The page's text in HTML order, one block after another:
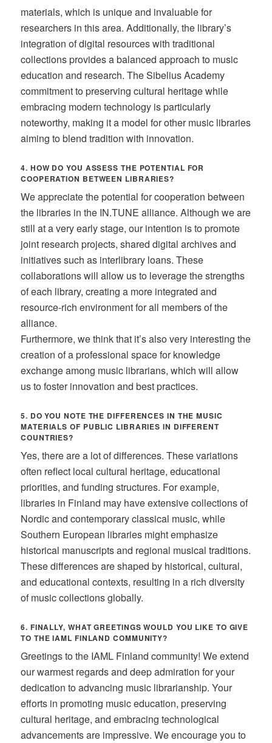
materials, which is unique and invaluable for
researchers in this area. Additionally, the library’s
integration of digital resources with traditional
collections provides a balanced approach to music
education and research. The Sibelius Academy
commitment to preserving cultural heritage while
embracing modern technology is particularly
noteworthy, making it a model for other music libraries
aiming to blend tradition with innovation.
4. HOW DO YOU ASSESS THE POTENTIAL FOR
COOPERATION BETWEEN LIBRARIES?
We appreciate the potential for cooperation between
the libraries in the IN.TUNE alliance. Although we are
still at a very early stage, our intention is to promote
joint research projects, shared digital archives and
initiatives such as interlibrary loans. These
collaborations will allow us to leverage the strengths
of each library, creating a more integrated and
resource-rich environment for all members of the
alliance.
Furthermore, we think that it’s also very interesting the
creation of a professional space for knowledge
exchange among music librarians, which will allow
us to foster innovation and best practices.
5. DO YOU NOTE THE DIFFERENCES IN THE MUSIC
MATERIALS OF PUBLIC LIBRARIES IN DIFFERENT
COUNTRIES?
Yes, there are a lot of differences. These variations
often reflect local cultural heritage, educational
priorities, and funding structures. For example,
libraries in Finland may have extensive collections of
Nordic and contemporary classical music, while
Southern European libraries might emphasize
historical manuscripts and regional musical traditions.
These differences are shaped by historical, cultural,
and educational contexts, resulting in a rich diversity
of music collections globally.
6. FINALLY, WHAT GREETINGS WOULD YOU LIKE TO GIVE
TO THE IAML FINLAND COMMUNITY?
Greetings to the IAML Finland community! We extend
our warmest regards and deep admiration for your
dedication to advancing music librarianship. Your
efforts in promoting music education, preserving
cultural heritage, and embracing technological
advancements are impressive. We encourage you to